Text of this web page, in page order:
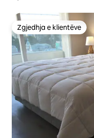
Zgjedhja e klientëve
Zgjedhja e klientëve